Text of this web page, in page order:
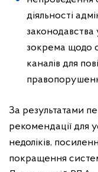
діяльності
законодавства
зокрема щодо
каналів для
За результатами
рекомендації для
недоліків,
покращення